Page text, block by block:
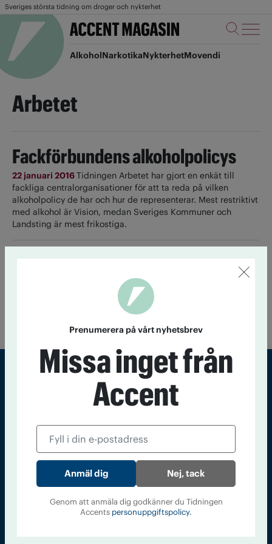
Sveriges största tidning om droger och nykterhet
AlkoholNarkotikaNykterhetMovendi
Arbetet
Fackförbundens alkoholpolicys
22 januari 2016Tidningen Arbetet har gjort en enkät till
fackliga centralorganisationer för att ta reda på vilken
alkoholpolicy de har och hur de representerar. Mest restriktivt
med alkohol är Vision, medan Sveriges Kommuner och
Landsting är mest frikostiga.
Kommunalarbetareförbundet ska nästa vecka
börja omarbeta sin alkoholpolicy. ”Den kan bli skarpare”,
Sveriges största tidning om droger och nykterhet
accent@iogt.se
Chefredaktör och ansvarig utgivare: Barbro Janson Lundkvist,
Prenumerera på vårt nyhetsbrev
Missa inget från
Accent
Nej, tack
Genom att anmäla dig godkänner du Tidningen
Accents personuppgiftspolicy.